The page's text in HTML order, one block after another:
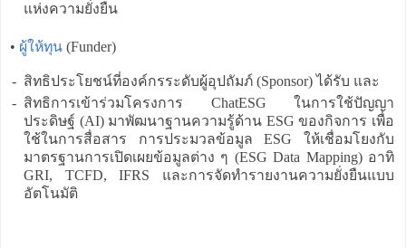
แห่งความยั่งยืน
• ผู้ให้ทุน (Funder)
- สิทธิประโยชน์ที่องค์กรระดับผู้อุปถัมภ์ (Sponsor) ได้รับ และ
- สิทธิการเข้าร่วมโครงการ ChatESG ในการใช้ปัญญา
ประดิษฐ์ (AI) มาพัฒนาฐานความรู้ด้าน ESG ของกิจการ เพื่อ
ใช้ในการสื่อสาร การประมวลข้อมูล ESG ให้เชื่อมโยงกับ
มาตรฐานการเปิดเผยข้อมูลต่าง ๆ (ESG Data Mapping) อาทิ
GRI, TCFD, IFRS และการจัดทำรายงานความยั่งยืนแบบ
อัตโนมัติ